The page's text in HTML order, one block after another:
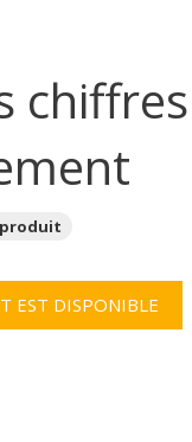
EST DISPONIBLE